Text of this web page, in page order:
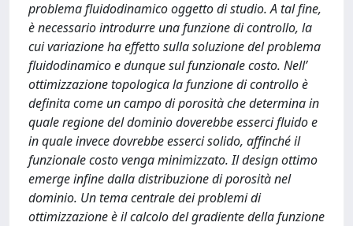
problema fluidodinamico oggetto di studio. A tal fine,
è necessario introdurre una funzione di controllo, la
cui variazione ha effetto sulla soluzione del problema
fluidodinamico e dunque sul funzionale costo. Nell’
ottimizzazione topologica la funzione di controllo è
definita come un campo di porosità che determina in
quale regione del dominio doverebbe esserci fluido e
in quale invece dovrebbe esserci solido, affinché il
funzionale costo venga minimizzato. Il design ottimo
emerge infine dalla distribuzione di porosità nel
dominio. Un tema centrale dei problemi di
ottimizzazione è il calcolo del gradiente della funzione